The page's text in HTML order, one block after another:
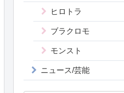
ヒロトラ
ブラクロモ
モンスト
ニュース/芸能